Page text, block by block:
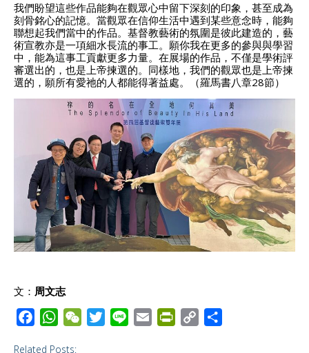
我們盼望這些作品能夠在觀眾心中留下深刻的印象，甚至成為
刻骨銘心的記憶。當觀眾在信仰生活中遇到某些意念時，能夠
聯想起我們當中的作品。基督教藝術的氛圍是彼此建造的，藝
術宣教亦是一項細水長流的事工。願你我在更多的參與與學習
中，能為這事工貢獻更多力量。在展場的作品，不僅是學術評
審選出的，也是上帝揀選的。同樣地，我們的觀眾也是上帝揀
選的，願所有愛祂的人都能得著益處。（羅馬書八章28節）
文： 周文志
W
W
Related Posts: